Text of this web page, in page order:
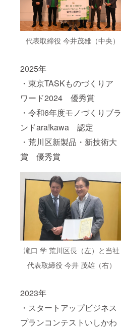
代表取締役 今井茂雄（中央）
2025年
・東京TASKものづくりア
ワード2024 優秀賞
・令和6年度モノづくりブラ
ンドara!kawa 認定
・荒川区新製品・新技術大
賞 優秀賞
滝口 学 荒川区長（左）と当社
代表取締役 今井 茂雄（右）
2023年
・スタートアップビジネス
プランコンテストいしかわ